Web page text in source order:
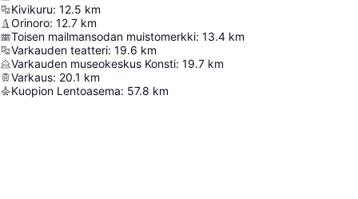
Kivikuru: 12.5 km
Orinoro: 12.7 km
Toisen mailmansodan muistomerkki: 13.4 km
Varkauden teatteri: 19.6 km
Varkauden museokeskus Konsti: 19.7 km
Varkaus: 20.1 km
Kuopion Lentoasema: 57.8 km